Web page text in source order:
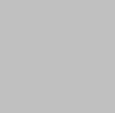
00:04:08: Landingpages
00:04:12: Die sind auch
aufpassen zu
Terminvereinbarungen